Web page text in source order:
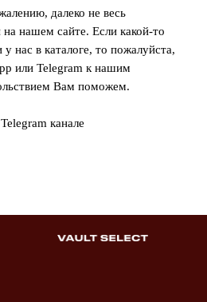
далеко не весь
на нашем сайте. Если какой-то
нас в каталоге, то пожалуйста,
или Telegram к нашим
Вам поможем.
канале